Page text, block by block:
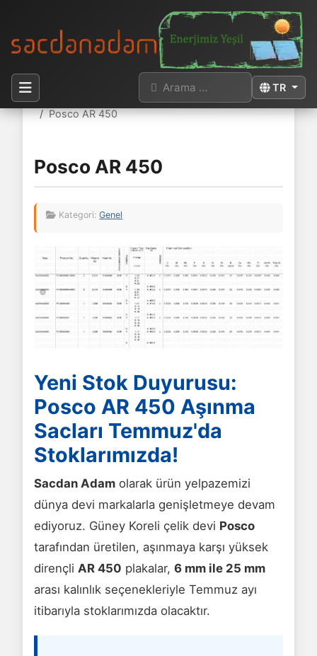
Dilinizi seçin
TR
Arama
Buradasınız:
Posco AR 450
Posco AR 450
Kategori:Genel
Yeni Stok Duyurusu:
Posco AR 450 Aşınma
Sacları Temmuz'da
Stoklarımızda!
Sacdan Adam olarak ürün yelpazemizi
dünya devi markalarla genişletmeye devam
ediyoruz. Güney Koreli çelik devi Posco
tarafından üretilen, aşınmaya karşı yüksek
dirençli AR 450 plakalar, 6 mm ile 25 mm
arası kalınlık seçenekleriyle Temmuz ayı
itibarıyla stoklarımızda olacaktır.